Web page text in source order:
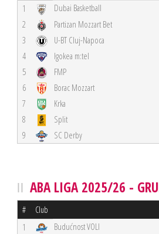
1 Dubai Basketball
2
Partizan Mozzart Bet
3
U-BT Cluj-Napoca
4
Igokea m:tel
5
FMP
6
Borac Mozzart
7
Krka
8
Split
9
SC Derby
ABA LIGA 2025/26 -
# Club
1 Budućnost VOLI